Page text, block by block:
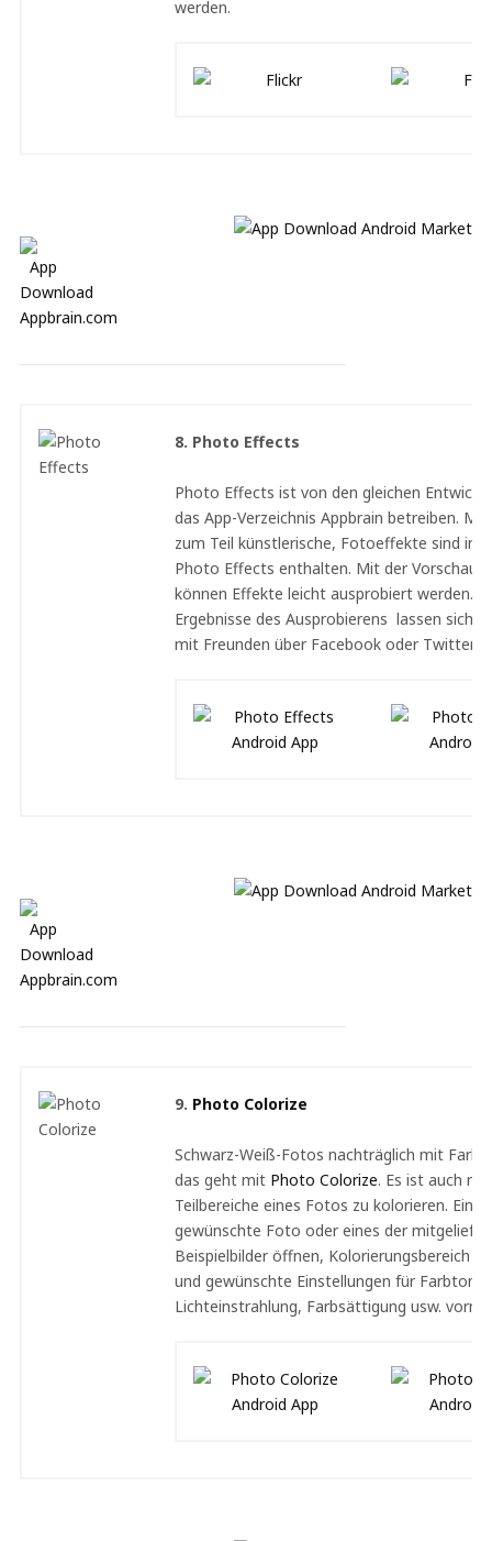
werden.
8. Photo Effects
Photo Effects ist von den gleichen
das App-Verzeichnis Appbrain betreiben.
zum Teil künstlerische, Fotoeffekte sind in
Photo Effects enthalten. Mit der
können Effekte leicht ausprobiert werden.
Ergebnisse des Ausprobierens lassen sich
mit Freunden über Facebook oder Twitter
9. Photo Colorize
Schwarz-Weiß-Fotos nachträglich mit Farbe
das geht mit Photo Colorize. Es ist auch
Teilbereiche eines Fotos zu kolorieren.
gewünschte Foto oder eines der
Beispielbilder öffnen, Kolorierungsbereich
und gewünschte Einstellungen für Farbton,
Lichteinstrahlung, Farbsättigung usw.